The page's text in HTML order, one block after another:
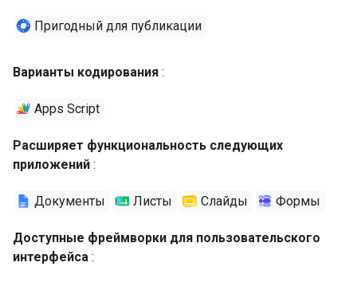
Пригодный для публикации
Варианты кодирования :
Apps Script
Расширяет функциональность следующих
приложений :
Документы Листы Слайды Формы
Доступные фреймворки для пользовательского
интерфейса :